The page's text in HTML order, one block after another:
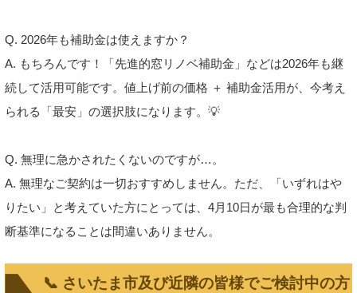
Q. 2026年も補助金は使えますか？
A. もちろんです！「先進的窓リノベ補助金」などは2026年も継
続して活用可能です。値上げ前の価格 ＋ 補助金活用が、今考え
られる「最安」の選択肢になります。💡
Q. 無理に急かされたくないのですが…。
A. 無理なご契約は一切おすすめしません。ただ、「いずれはや
りたい」と考えていた方にとっては、4月10日が最も合理的な判
断基準になることは間違いありません。
📞 さいたま市及び近隣の皆様でご検討中の方